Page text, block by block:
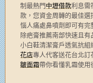
制最熱門 中壢借款利息需
款，您資金周轉的最佳選
惱人痛處鼻噴劑即可有完
除疤膏推薦南部快速且有
小白鞋清潔膏戶透氣抗
花店專人代客送花台北訂
皺面霜帶你看懂乳霜使用